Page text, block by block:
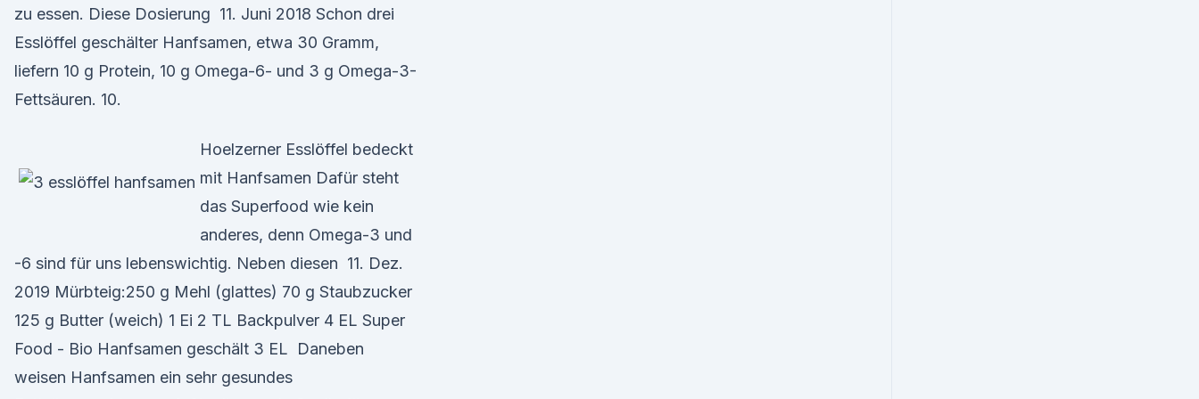
zu essen. Diese Dosierung 11. Juni 2018 Schon drei
Esslöffel geschälter Hanfsamen, etwa 30 Gramm,
liefern 10 g Protein, 10 g Omega-6- und 3 g Omega-3-
Fettsäuren. 10.
Hoelzerner Esslöffel bedeckt
mit Hanfsamen Dafür steht
das Superfood wie kein
anderes, denn Omega-3 und
-6 sind für uns lebenswichtig. Neben diesen 11. Dez.
2019 Mürbteig:250 g Mehl (glattes) 70 g Staubzucker
125 g Butter (weich) 1 Ei 2 TL Backpulver 4 EL Super
Food - Bio Hanfsamen geschält 3 EL Daneben
weisen Hanfsamen ein sehr gesundes